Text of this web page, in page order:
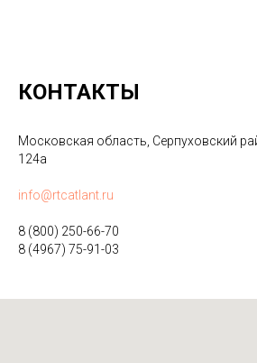
КОНТАКТЫ
Московская область, Серпуховский
124а
info@rtcatlant.ru
8 (800) 250-66-70
8 (4967) 75-91-03